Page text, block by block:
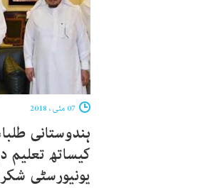
ہندوستانی
کیساتھ تعلیم
یونیورسٹی